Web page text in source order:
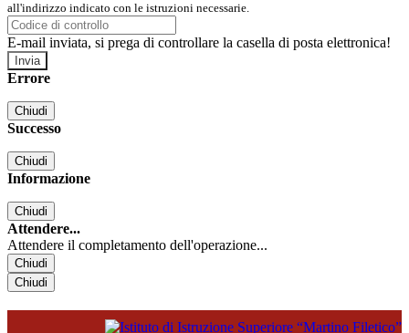
all'indirizzo indicato con le istruzioni necessarie.
E-mail inviata, si prega di controllare la casella di posta elettronica!
Errore
Chiudi
Successo
Chiudi
Informazione
Chiudi
Attendere...
Attendere il completamento dell'operazione...
Chiudi
Chiudi